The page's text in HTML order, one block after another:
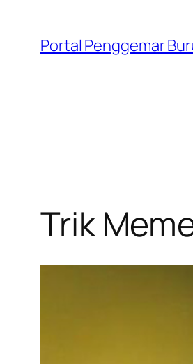
content
Portal Penggemar
Trik